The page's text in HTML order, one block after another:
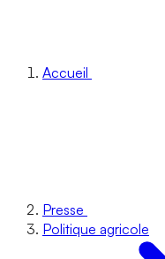
Accueil
Presse
Politique agricole